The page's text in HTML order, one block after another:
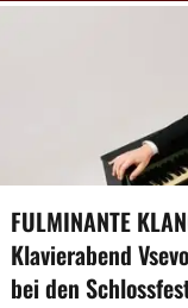
FULMINANTE
Klavierabend
bei den